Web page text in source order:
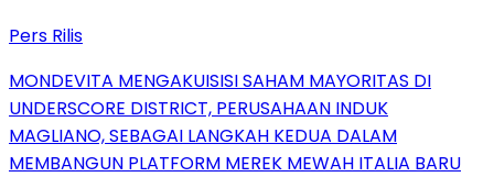
Pers Rilis
MONDEVITA MENGAKUISISI SAHAM MAYORITAS DI
UNDERSCORE DISTRICT, PERUSAHAAN INDUK
MAGLIANO, SEBAGAI LANGKAH KEDUA DALAM
MEMBANGUN PLATFORM MEREK MEWAH ITALIA BARU